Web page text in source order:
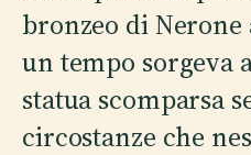
bronzeo di
un tempo sorgeva
statua scomparsa
circostanze che